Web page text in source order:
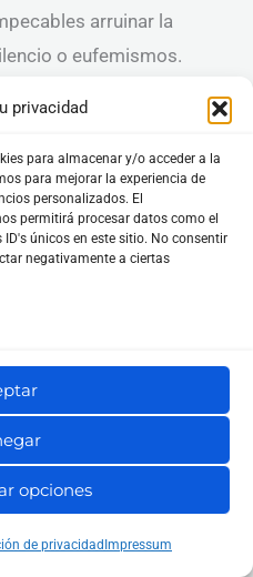
privacidad
para almacenar y/o acceder a la
para mejorar la experiencia de
personalizados. El
permitirá procesar datos como el
únicos en este sitio. No consentir
negativamente a ciertas
opciones
de privacidad Impressum
arruinar la
o eufemismos.
a la normalidad
funcionalidades podrían
nada.
de trabajo aplicada a
siempre
dominarla lo suficiente
la note. El día que tu
y el soporte no explota,
de ser “potencia”
. Y esa, para mí, es la
aplauso.